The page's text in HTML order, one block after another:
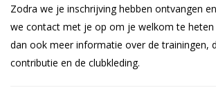
Zodra we je inschrijving hebben ontvangen
we contact met je op om je welkom te heten
dan ook meer informatie over de trainingen,
contributie en de clubkleding.